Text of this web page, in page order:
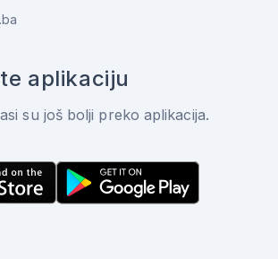
aplikaciju
su još bolji preko aplikacija.